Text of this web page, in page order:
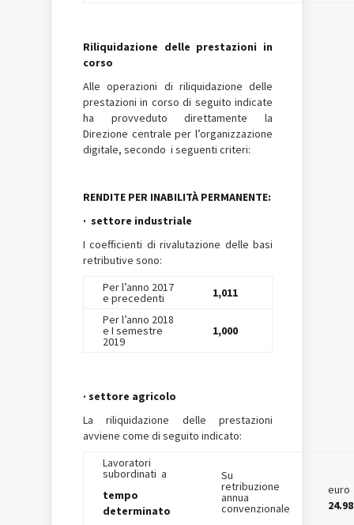
Riliquidazione delle prestazioni in
corso
Alle operazioni di riliquidazione delle
prestazioni in corso di seguito indicate
ha provveduto direttamente la
Direzione centrale per l’organizzazione
digitale, secondo i seguenti criteri:
RENDITE PER INABILITÀ PERMANENTE:
· settore industriale
I coefficienti di rivalutazione delle basi
retributive sono:
Per l’anno 2017
e precedenti
1,011
Per l’anno 2018
e I semestre
2019
1,000
· settore agricolo
La riliquidazione delle prestazioni
avviene come di seguito indicato:
Lavoratori
subordinati a
tempo
determinato
Su
retribuzione
annua
convenzionale
euro